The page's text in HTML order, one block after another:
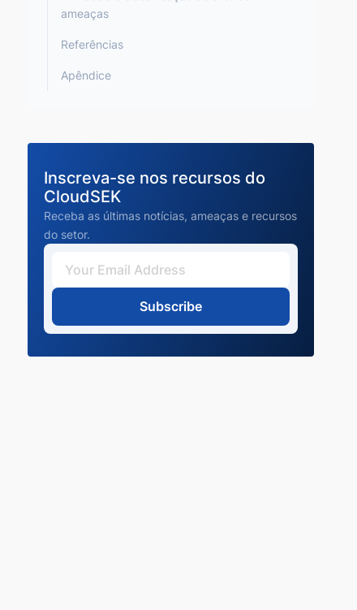
ameaças
Referências
Apêndice
Inscreva-se nos recursos do
CloudSEK
Receba as últimas notícias, ameaças e recursos
do setor.
Subscribe